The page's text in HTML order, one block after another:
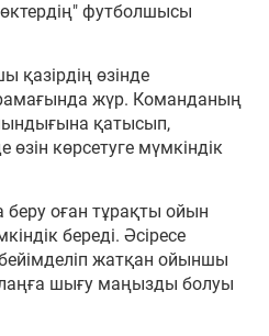
футболшысы
қазірдің өзінде
жүр. Команданың
қатысып,
көрсетуге мүмкіндік
оған тұрақты ойын
береді. Әсіресе
жатқан ойыншы
шығу маңызды болуы